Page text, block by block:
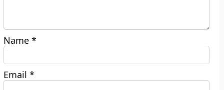
Name*
Email*